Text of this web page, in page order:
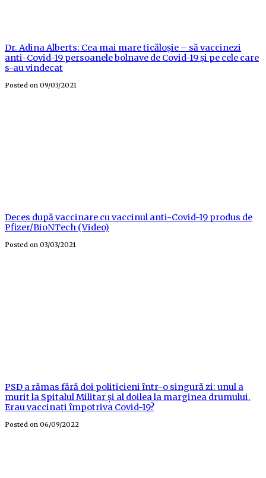
Dr. Adina Alberts: Cea mai mare ticăloșie – să vaccinezi
anti-Covid-19 persoanele bolnave de Covid-19 și pe cele care
s-au vindecat
Posted on 09/03/2021
Deces după vaccinare cu vaccinul anti-Covid-19 produs de
Pfizer/BioNTech (Video)
Posted on 03/03/2021
PSD a rămas fără doi politicieni într-o singură zi: unul a
murit la Spitalul Militar și al doilea la marginea drumului.
Erau vaccinați împotriva Covid-19?
Posted on 06/09/2022